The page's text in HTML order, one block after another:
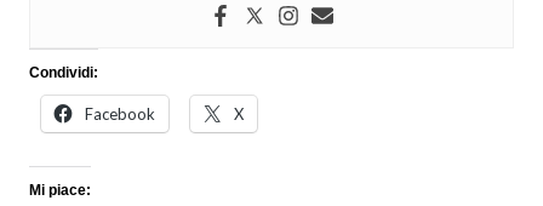
Condividi:
Facebook X
Mi piace: